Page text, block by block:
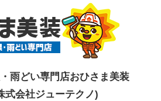
雨どい専門店おひさま美装
式会社ジューテクノ)